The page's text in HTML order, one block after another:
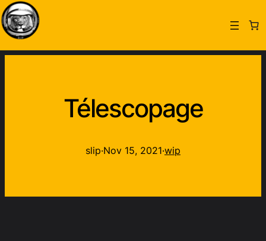
Télescopage
slip·Nov 15, 2021·wip